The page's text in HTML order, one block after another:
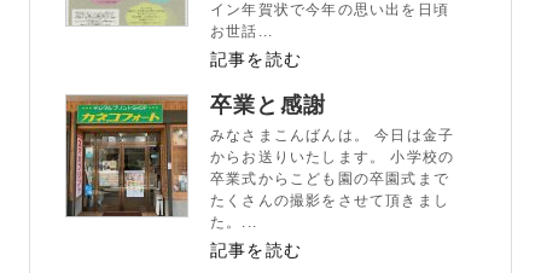
イン年賀状で今年の思い出を日頃
お世話...
記事を読む
卒業と感謝
みなさまこんばんは。 今日は金子
からお送りいたします。 小学校の
卒業式からこども園の卒園式まで
たくさんの撮影をさせて頂きまし
た。...
記事を読む